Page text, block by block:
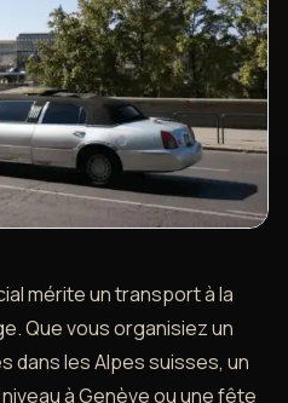
mérite un transport à la
Que vous organisiez un
dans les Alpes suisses, un
à Genève ou une fête